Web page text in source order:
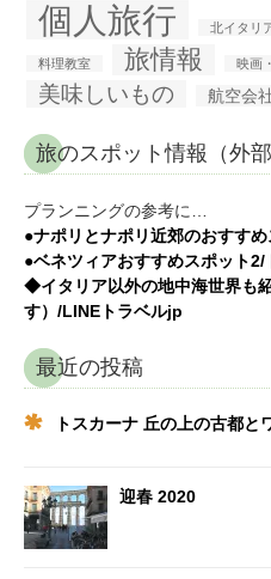
個人旅行 北イタリ
料理教室 旅情報 映画
美味しいもの 航空会
旅のスポット情報（外
プランニングの参考に…
●ナポリとナポリ近郊のおすす
●ベネツィアおすすめスポット2/
◆イタリア以外の地中海世界も
す）/LINEトラベルjp
最近の投稿
トスカーナ 丘の上の古都と
迎春 2020